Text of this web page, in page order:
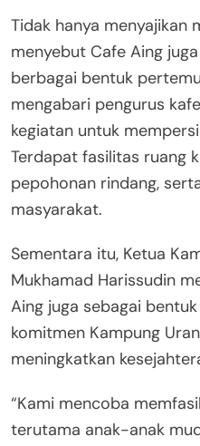
Tidak hanya menyajikan
menyebut Cafe Aing
berbagai bentuk
mengabari pengurus
kegiatan untuk
Terdapat fasilitas ruang
pepohonan rindang,
masyarakat.
Sementara itu, Ketua
Mukhamad Harissudin
Aing juga sebagai bentuk
komitmen Kampung
meningkatkan
“Kami mencoba
terutama anak-anak